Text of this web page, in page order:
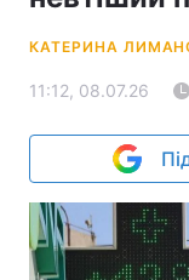
КАТЕРИНА
11:12, 08.07.26